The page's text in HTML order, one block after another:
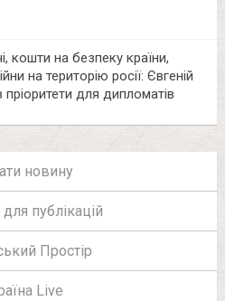
кошти на безпеку країни,
на територію росії: Євгеній
для дипломатів
новину
публікацій
Простір
Live